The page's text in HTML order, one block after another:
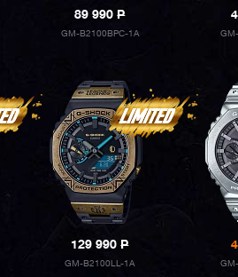
89 990P
GM-B2100BPC-1A
129 990P
GM-B2100LL-1A